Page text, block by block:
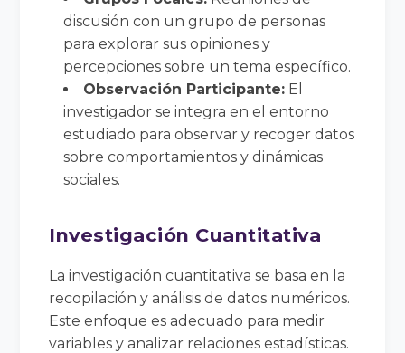
discusión con un grupo de personas
para explorar sus opiniones y
percepciones sobre un tema específico.
Observación Participante: El
investigador se integra en el entorno
estudiado para observar y recoger datos
sobre comportamientos y dinámicas
sociales.
Investigación Cuantitativa
La investigación cuantitativa se basa en la
recopilación y análisis de datos numéricos.
Este enfoque es adecuado para medir
variables y analizar relaciones estadísticas.